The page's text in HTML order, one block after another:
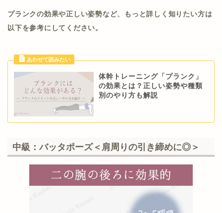
プランクの効果や正しい姿勢など、もっと詳しく知りたい方は
以下を参考にしてください。
体幹トレーニング「プランク」
の効果とは？正しい姿勢や種類
別のやり方も解説
中級：バッタポーズ＜肩周りの引き締めに◎＞